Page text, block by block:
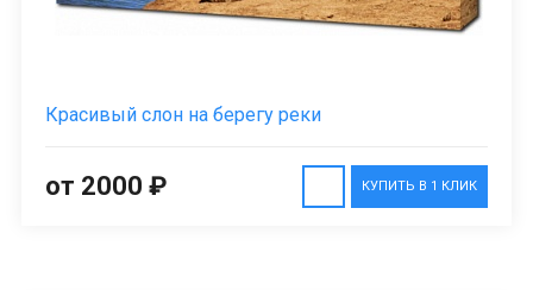
Красивый слон на берегу реки
КУПИТЬ В 1 КЛИК
от 2000 ₽